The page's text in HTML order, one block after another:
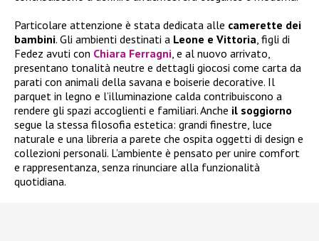
Particolare attenzione è stata dedicata alle camerette dei
bambini. Gli ambienti destinati a Leone e Vittoria, figli di
Fedez avuti con Chiara Ferragni, e al nuovo arrivato,
presentano tonalità neutre e dettagli giocosi come carta da
parati con animali della savana e boiserie decorative. Il
parquet in legno e l’illuminazione calda contribuiscono a
rendere gli spazi accoglienti e familiari. Anche il soggiorno
segue la stessa filosofia estetica: grandi finestre, luce
naturale e una libreria a parete che ospita oggetti di design e
collezioni personali. L’ambiente è pensato per unire comfort
e rappresentanza, senza rinunciare alla funzionalità
quotidiana.